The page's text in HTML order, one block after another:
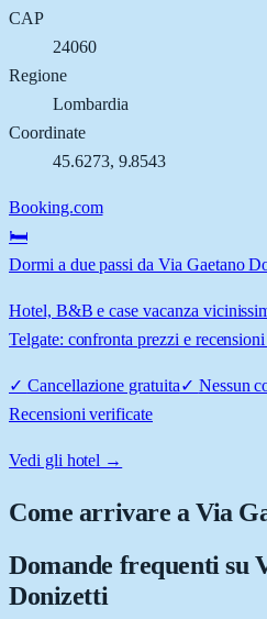
CAP
24060
Regione
Lombardia
Coordinate
45.6273, 9.8543
Booking.com
🛏️
Dormi a due passi da Via Gaetano
Hotel, B&B e case vacanza
Telgate: confronta prezzi e
✓ Cancellazione gratuita✓ Nessun
Recensioni verificate
Vedi gli hotel →
Come arrivare aVia
Domande frequenti su
Donizetti